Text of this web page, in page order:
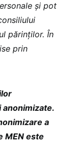
și pot
părinților. În
prin
a
MEN este